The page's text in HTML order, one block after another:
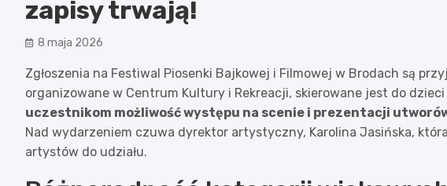
zapisy trwają!
8 maja 2026
Zgłoszenia na Festiwal Piosenki Bajkowej i Filmowej w Brodach są
organizowane w Centrum Kultury i Rekreacji, skierowane jest do dzieci
uczestnikom możliwość występu na scenie i prezentacji
Nad wydarzeniem czuwa dyrektor artystyczny, Karolina Jasińska,
artystów do udziału.